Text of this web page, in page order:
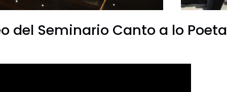
del Seminario Canto a lo Poeta